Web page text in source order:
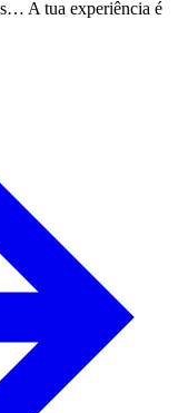
A tua experiência é